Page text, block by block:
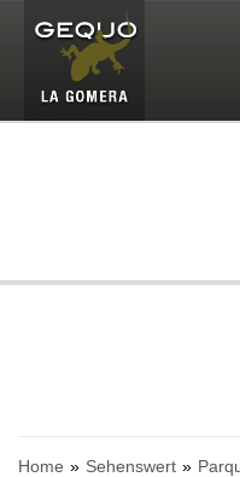
Home Sehenswert